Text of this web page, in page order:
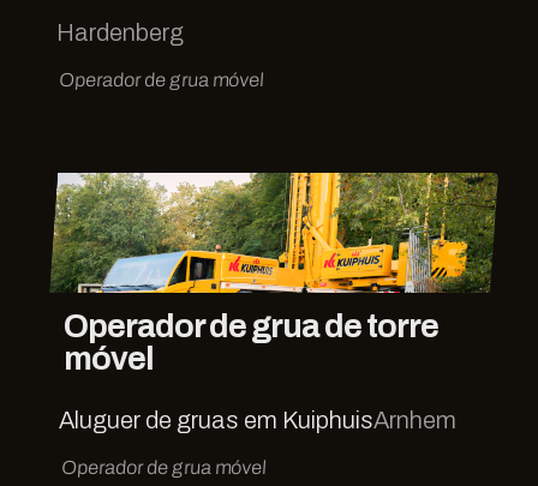
Hardenberg
Operador de grua móvel
Operador de grua de torre
móvel
Aluguer de gruas em KuiphuisArnhem
Operador de grua móvel